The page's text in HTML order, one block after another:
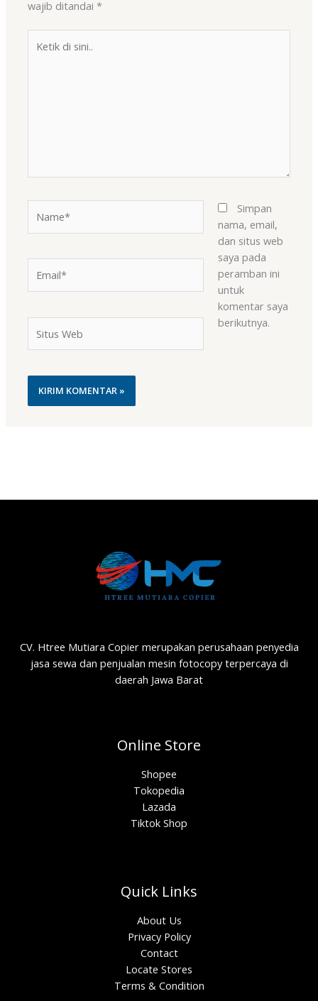
wajib ditandai*
Web
Simpan
nama, email,
dan situs web
saya pada
peramban ini
untuk
komentar saya
berikutnya.
CV. Htree Mutiara Copier merupakan perusahaan penyedia
jasa sewa dan penjualan mesin fotocopy terpercaya di
daerah Jawa Barat
Online Store
Shopee
Tokopedia
Lazada
Tiktok Shop
Quick Links
About Us
Privacy Policy
Contact
Locate Stores
Terms & Condition